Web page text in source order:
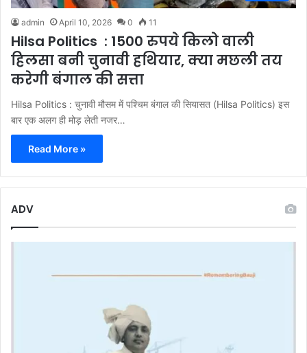
admin April 10, 2026 0 11
Hilsa Politics : 1500 रुपये किलो वाली
हिलसा बनी चुनावी हथियार, क्या मछली तय
करेगी बंगाल की सत्ता
Hilsa Politics : चुनावी मौसम में पश्चिम बंगाल की सियासत (Hilsa Politics) इस
बार एक अलग ही मोड़ लेती नजर…
Read More »
ADV